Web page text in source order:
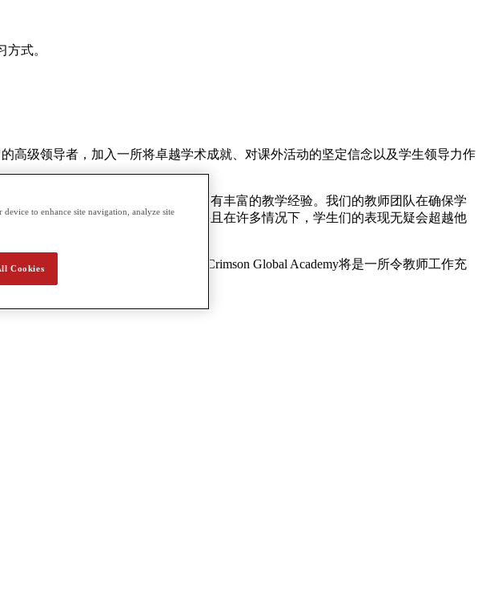
式。
高级领导者，加入一所将卓越学术成就、对课外活动的坚定信念以及学生领导力作
顶尖学校的优秀教师团队，他们拥有丰富的教学经验。我们的教师团队在确保学
位学生发挥出他们的全部潜力——并且在许多情况下，学生们的表现无疑会超越他
人追求卓越的学生极具吸引力。Crimson Global Academy将是一所令教师工作充
to enhance site navigation, analyze site
Cookies